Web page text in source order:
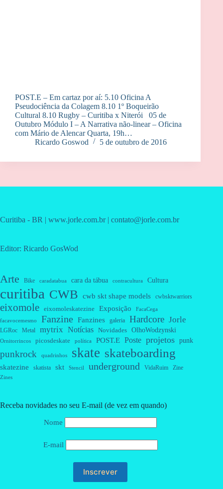
POST.E – Em cartaz por aí: 5.10 Oficina A
Pseudociência da Colagem 8.10 1º Boqueirão
Cultural 8.10 Rugby – Curitiba x Niterói 05 de
Outubro Módulo I – A Narrativa não-linear – Oficina
com Mário de Alencar Quarta, 19h…
Ricardo Goswod
5 de outubro de 2016
Curitiba - BR | www.jorle.com.br | contato@jorle.com.br
Editor: Ricardo GosWod
Arte Bike caradatabua cara da tábua contracultura Cultura
curitiba CWB cwb skt shape models cwbsktwarriors
eixomole eixomoleskatezine Exposição FacaCega
facavocemesmo Fanzine Fanzines galeria Hardcore Jorle
LGRoc Metal mytrix Notícias Novidades OlhoWodzynski
Ornitorrincos picosdeskate política POST.E Poste projetos punk
punkrock quadrinhos skate skateboarding
skatezine skatista skt Stencil underground VidaRuim Zine
Zines
Receba novidades no seu E-mail (de vez em quando)
Nome
E-mail